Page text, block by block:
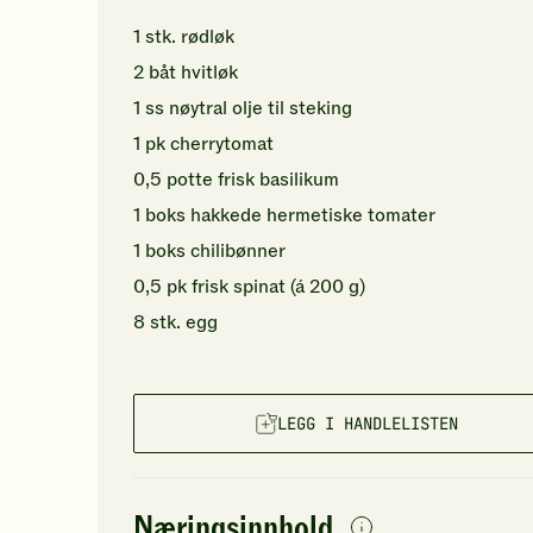
1 stk. rødløk
2 båt hvitløk
1 ss nøytral olje til steking
1 pkcherrytomat
0,5 potte frisk basilikum
1 boks hakkede hermetiske tomater
1 boks chilibønner
0,5 pkfrisk spinat(á 200 g)
8 stk. egg
LEGG I HANDLELISTEN